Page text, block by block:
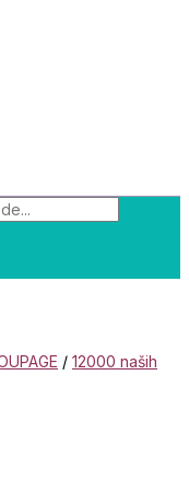
/ 12000 naših